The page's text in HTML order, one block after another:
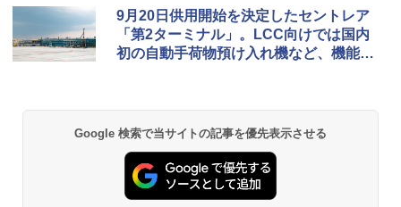
D40 地球の歩き方 チェンマイ タイ北部の魅
力的な町 2026～2027 地球の歩き方D アジア
￥2,079
球の歩き方A ヨーロッパ
￥2,479
[キャンパーズコレクション 山善] ポップアッ
プテント 傘みたいに広げて畳める パッとサ
ッとサンシェード キューブ フルクローズ メ
ッシュ 簡単設置 ワンタッチテント キャンプ
PYKES PEAK (パイクスピーク) 着替えテン
ト プライバシー テント 【中が透けない】 1
人用 折りたたみ 防災グッズ 災害用トイレ ビ
ーチ ピクニック ポップアップテント 携帯 簡
BUNDOK(バンドック)ソロ ドーム 1 EX BDK
-08EX カーキ ソロキャンプ ポリエステル フ
レーム テント
026リニューアル 急速冷凍 空間倍増 衛生的
コンパクト 保冷力長持ち
￥2,980
9月20日供用開始を決定したセントレア
「第2ターミナル」。LCC向けでは国内
初の自動手荷物預け入れ機など、機能性
Google 検索で当サイトの記事を優先表示させる